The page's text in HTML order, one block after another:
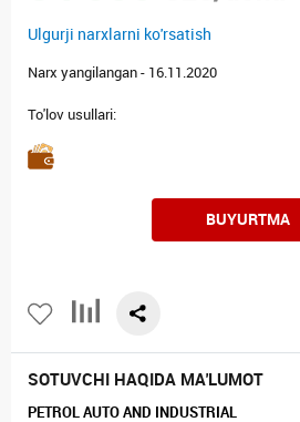
Ulgurji narxlarni ko'rsatish
Narx yangilangan - 16.11.2020
To'lov usullari:
BUYURTMA
SOTUVCHI HAQIDA MA'LUMOT
PETROL AUTO AND INDUSTRIAL